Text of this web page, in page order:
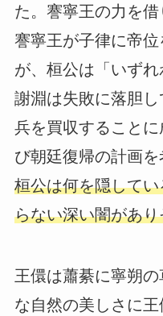
た。謇寧王の力を
謇寧王が子律に帝
が、桓公は「いずれ
謝淵は失敗に落胆
兵を買収すること
び朝廷復帰の計画を
桓公は何を隠して
らない深い闇があ
王儇は蕭綦に寧朔
な自然の美しさに